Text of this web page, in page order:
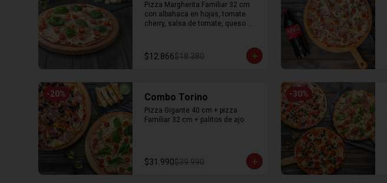
Pizza Margherita Familiar 32 cm
con albahaca en hojas, tomate
cherry, salsa de tomate, queso
$12.866$18.380
-20% Combo Torino
Pizza Gigante 40 cm + pizza
Familiar 32 cm + palitos de ajo
$31.990$39.990
-30%